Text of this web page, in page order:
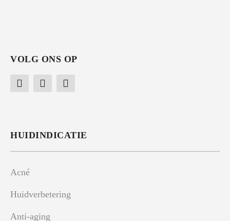
VOLG ONS OP
HUIDINDICATIE
Acné
Huidverbetering
Anti-aging